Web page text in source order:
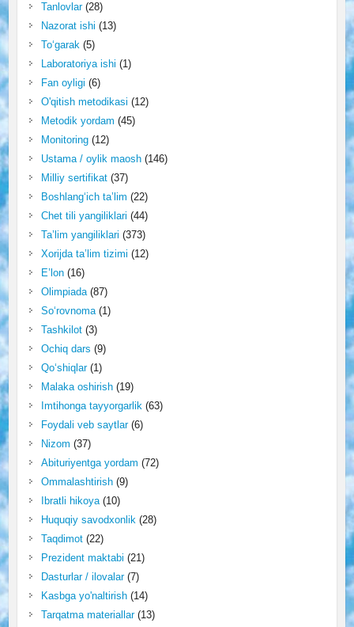
Tanlovlar(28)
Nazorat ishi (13)
To‘garak(5)
Laboratoriya ishi (1)
Fan oyligi (6)
O'qitish metodikasi (12)
Metodik yordam (45)
Monitoring(12)
Ustama / oylik maosh(146)
Milliy sertifikat(37)
Boshlang‘ich ta’lim (22)
Chet tili yangiliklari (44)
Ta’lim yangiliklari (373)
Xorijda ta’lim tizimi (12)
E’lon(16)
Olimpiada(87)
So‘rovnoma(1)
Tashkilot(3)
Ochiq dars (9)
Qo‘shiqlar(1)
Malaka oshirish(19)
Imtihonga tayyorgarlik(63)
Foydali veb saytlar(6)
Nizom (37)
Abituriyentga yordam (72)
Ommalashtirish(9)
Ibratli hikoya(10)
Huquqiy savodxonlik(28)
Taqdimot(22)
Prezident maktabi (21)
Dasturlar / ilovalar(7)
Kasbga yo'naltirish(14)
Tarqatma materiallar(13)